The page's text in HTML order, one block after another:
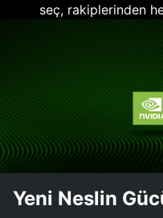
seç, rakiplerinden
Yeni Neslin